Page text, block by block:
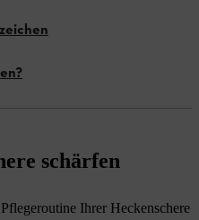
schärfen
Ihrer Heckenschere